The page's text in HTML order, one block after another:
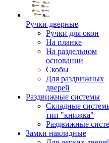
Ручки дверные
Ручки для окон
На планке
На раздельном
основании
Скобы
Для раздвижных
дверей
Раздвижные системы
Складные
тип "книжка"
Раздвижные
Замки накладные